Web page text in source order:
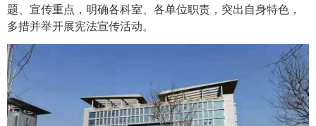
题、宣传重点，明确各科室、各单位职责，突出自身特色，
多措并举开展宪法宣传活动。